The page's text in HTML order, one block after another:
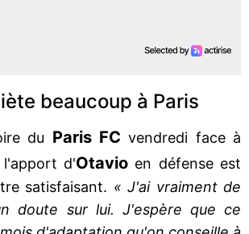
beaucoup à Paris
du Paris FC vendredi face à
d'Otavio en défense est
satisfaisant. « J'ai vraiment de
doute sur lui. J'espère que ce